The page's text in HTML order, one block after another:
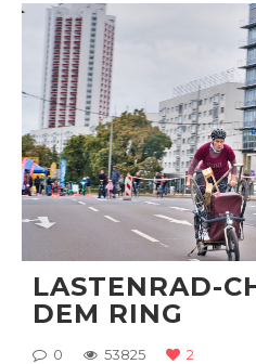
LASTENRAD-
DEM RING
0 53825 2